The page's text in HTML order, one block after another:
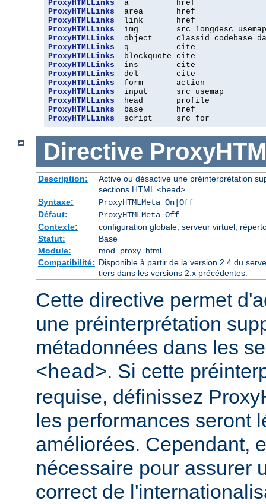
ProxyHTMLLinks
ProxyHTMLLinks
ProxyHTMLLinks
ProxyHTMLLinks
ProxyHTMLLinks
ProxyHTMLLinks
ProxyHTMLLinks
ProxyHTMLLinks
ProxyHTMLLinks
ProxyHTMLLinks
ProxyHTMLLinks
ProxyHTMLLinks
ProxyHTMLLinks
ProxyHTMLLinks
  script     src for
Directive
Description:
Active ou désactive une préinterprétation
sections HTML<head>.
Syntaxe:
ProxyHTMLMeta On|Off
Défaut:
ProxyHTMLMeta Off
Contexte:
configuration globale, serveur virtuel,
Statut:
Base
Module:
mod_proxy_html
Compatibilité: Disponible à partir de la version 2.4 du
tiers dans les versions 2.x précédentes.
Cette directive permet
une préinterprétation
métadonnées dans les
<head>. Si cette
requise, définissez
les performances seront
améliorées. Cependant,
nécessaire pour assurer
correct de